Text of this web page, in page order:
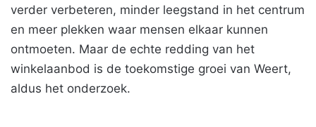
verder verbeteren, minder leegstand in het centrum
en meer plekken waar mensen elkaar kunnen
ontmoeten. Maar de echte redding van het
winkelaanbod is de toekomstige groei van Weert,
aldus het onderzoek.